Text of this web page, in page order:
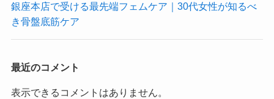
銀座本店で受ける最先端フェムケア｜30代女性が知るべ
き骨盤底筋ケア
最近のコメント
表示できるコメントはありません。